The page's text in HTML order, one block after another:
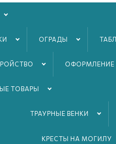
ОГРАДЫ
ОФОРМЛЕНИЕ
ТОВАРЫ
ТРАУРНЫЕ ВЕНКИ
КРЕСТЫ НА МОГИЛУ
похорон